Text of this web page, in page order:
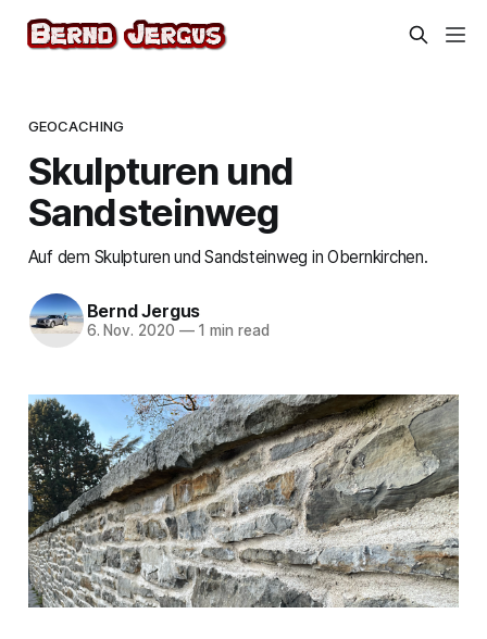
GEOCACHING
Skulpturen und
Sandsteinweg
Auf dem Skulpturen und Sandsteinweg in Obernkirchen.
Bernd Jergus
6. Nov. 2020 —1 min read